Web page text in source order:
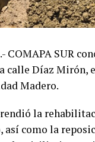
COMAPA SUR
calle Díaz Mirón,
Madero.
la
como la